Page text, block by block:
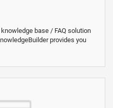
base / FAQ solution
provides you